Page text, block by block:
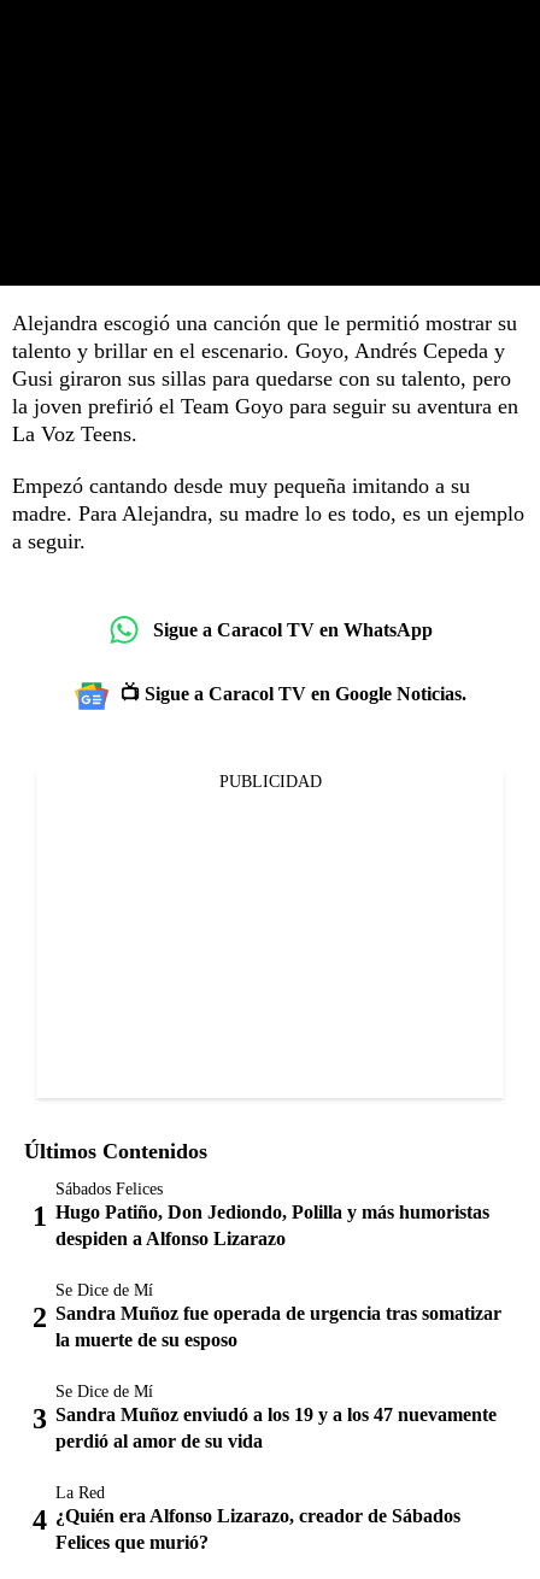
Alejandra escogió una canción que le permitió mostrar su
talento y brillar en el escenario. Goyo, Andrés Cepeda y
Gusi giraron sus sillas para quedarse con su talento, pero
la joven prefirió el Team Goyo para seguir su aventura en
La Voz Teens.
Empezó cantando desde muy pequeña imitando a su
madre. Para Alejandra, su madre lo es todo, es un ejemplo
a seguir.
Sigue a Caracol TV en WhatsApp
📺 Sigue a Caracol TV en Google Noticias.
PUBLICIDAD
Últimos Contenidos
Sábados Felices
Hugo Patiño, Don Jediondo, Polilla y más humoristas
despiden a Alfonso Lizarazo
Se Dice de Mí
Sandra Muñoz fue operada de urgencia tras somatizar
la muerte de su esposo
Se Dice de Mí
Sandra Muñoz enviudó a los 19 y a los 47 nuevamente
perdió al amor de su vida
La Red
¿Quién era Alfonso Lizarazo, creador de Sábados
Felices que murió?